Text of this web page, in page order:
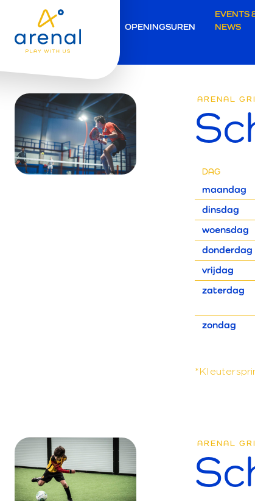
OPENINGSUREN
EVENTS
NEWS
ARENAL
DAG
maandag
dinsdag
woensdag
donderdag
vrijdag
zaterdag
zondag
ARENAL